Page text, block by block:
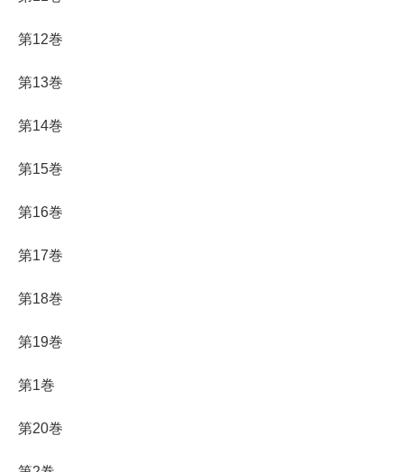
第12巻
第13巻
第14巻
第15巻
第16巻
第17巻
第18巻
第19巻
第1巻
第20巻